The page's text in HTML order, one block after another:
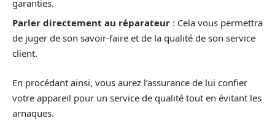
garanties.
Parler directement au réparateur : Cela vous permettra
de juger de son savoir-faire et de la qualité de son service
client.
En procédant ainsi, vous aurez l’assurance de lui confier
votre appareil pour un service de qualité tout en évitant les
arnaques.